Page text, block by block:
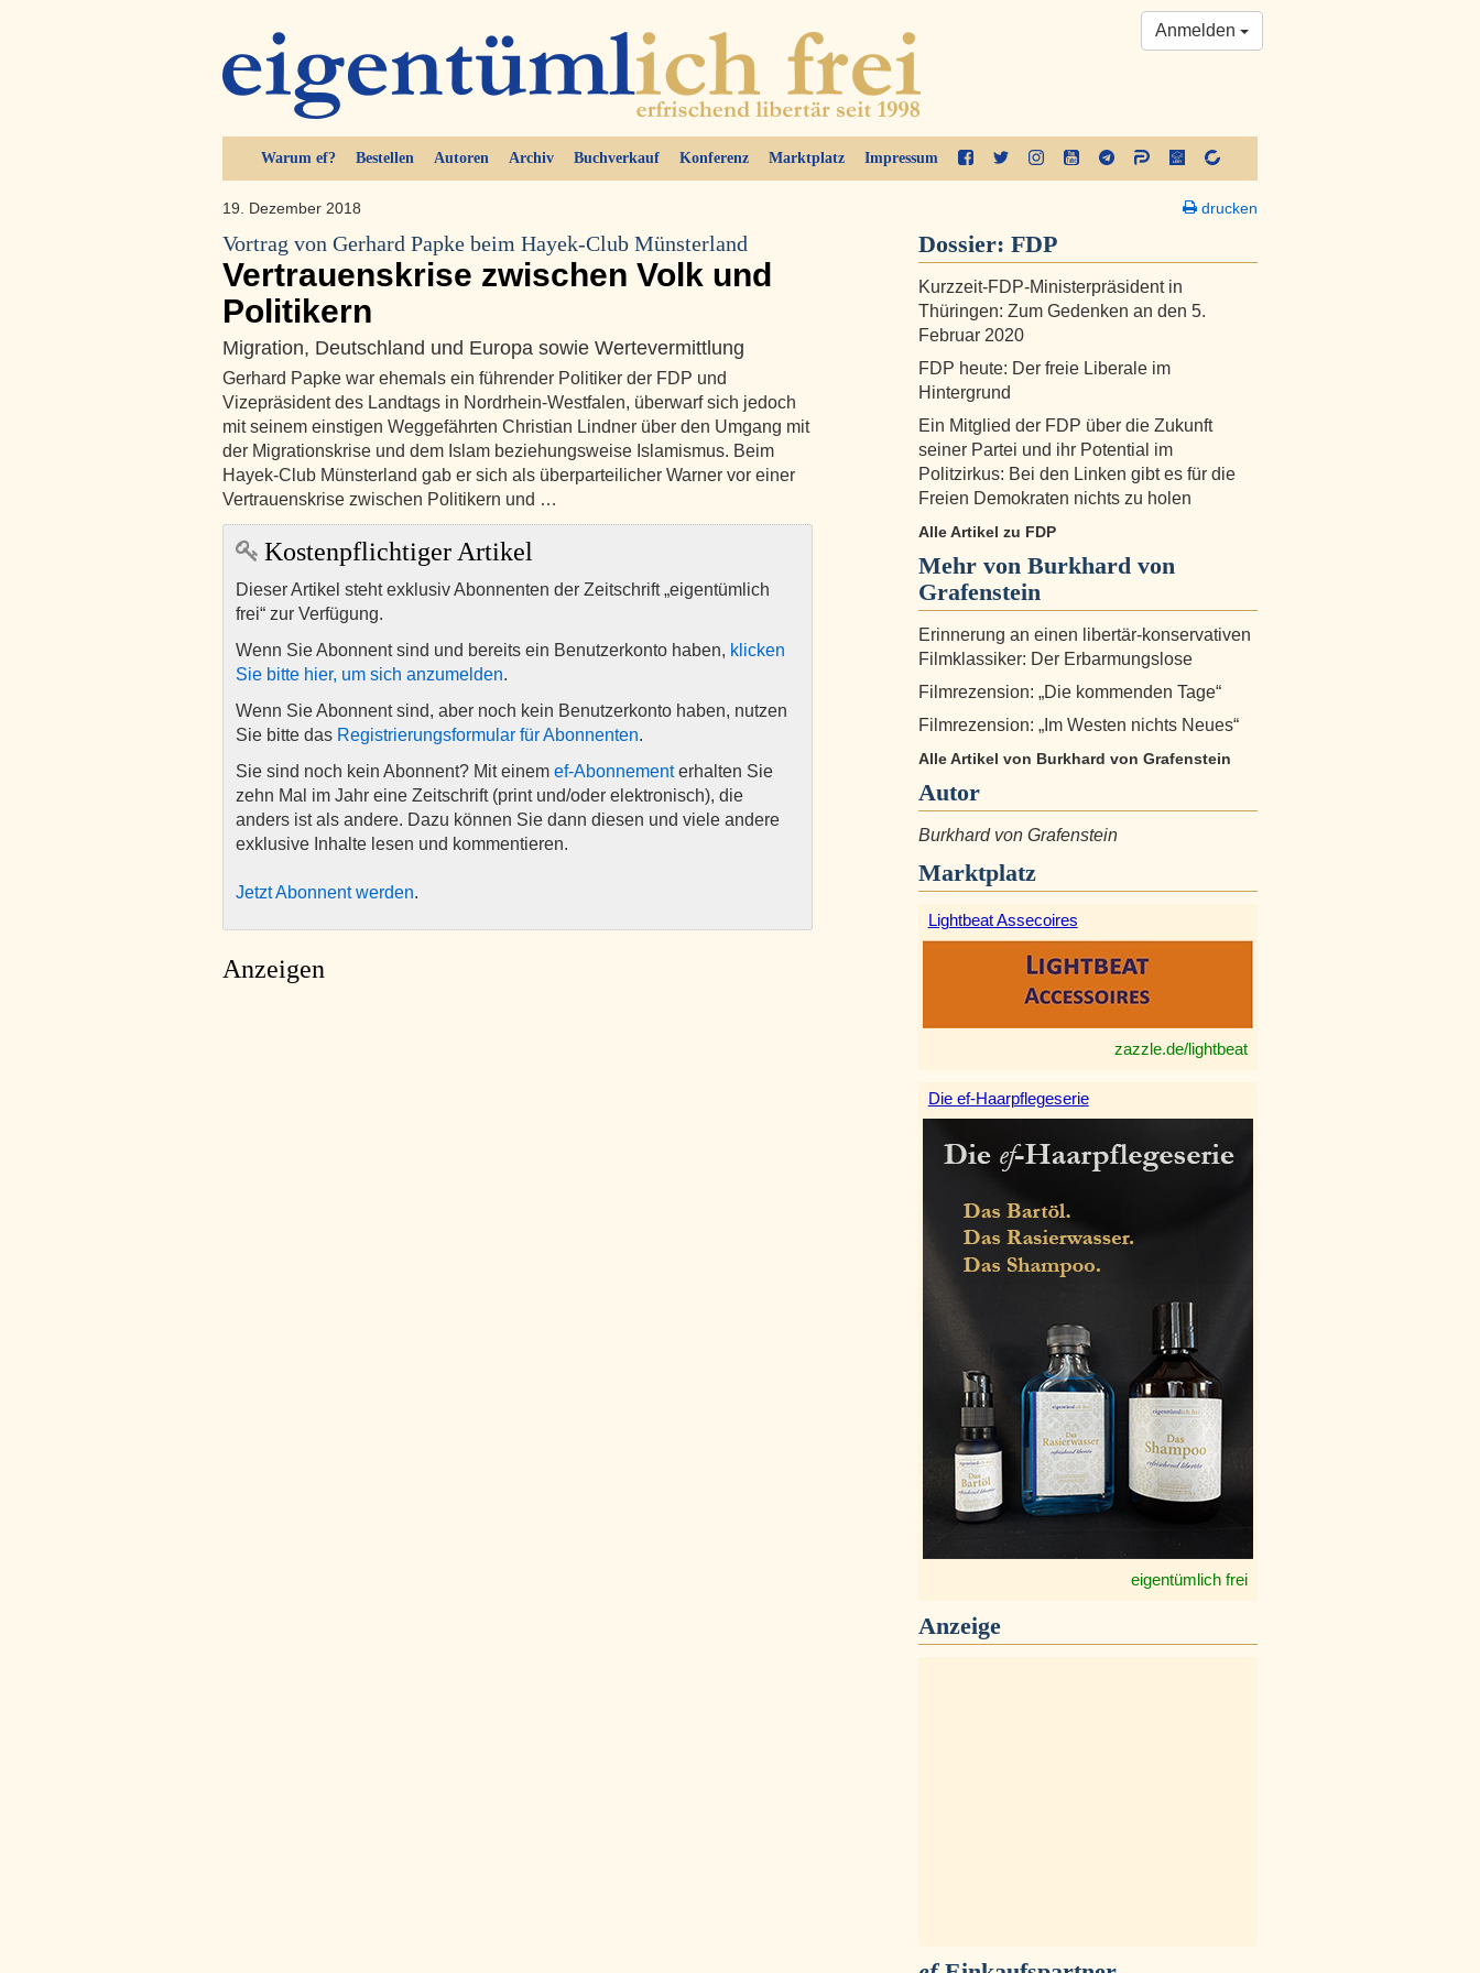
Warum ef? Bestellen Autoren Archiv Buchverkauf Konferenz Marktplatz Impressum
Anmelden
19. Dezember 2018
Vortrag von Gerhard Papke beim Hayek-Club Münsterland
Vertrauenskrise zwischen Volk und
Politikern
Migration, Deutschland und Europa sowie Wertevermittlung
Gerhard Papke war ehemals ein führender Politiker der FDP und
Vizepräsident des Landtags in Nordrhein-Westfalen, überwarf sich jedoch
mit seinem einstigen Weggefährten Christian Lindner über den Umgang mit
der Migrationskrise und dem Islam beziehungsweise Islamismus. Beim
Hayek-Club Münsterland gab er sich als überparteilicher Warner vor einer
Vertrauenskrise zwischen Politikern und …
Kostenpflichtiger Artikel
Dieser Artikel steht exklusiv Abonnenten der Zeitschrift „eigentümlich
frei“ zur Verfügung.
Wenn Sie Abonnent sind und bereits ein Benutzerkonto haben, klicken
Sie bitte hier, um sich anzumelden.
Wenn Sie Abonnent sind, aber noch kein Benutzerkonto haben, nutzen
Sie bitte das Registrierungsformular für Abonnenten.
Sie sind noch kein Abonnent? Mit einem ef-Abonnementerhalten Sie
zehn Mal im Jahr eine Zeitschrift (print und/oder elektronisch), die
anders ist als andere. Dazu können Sie dann diesen und viele andere
exklusive Inhalte lesen und kommentieren.
Jetzt Abonnent werden.
Anzeigen
drucken
Dossier: FDP
Kurzzeit-FDP-Ministerpräsident in
Thüringen: Zum Gedenken an den 5.
Februar 2020
FDP heute: Der freie Liberale im
Hintergrund
Ein Mitglied der FDP über die Zukunft
seiner Partei und ihr Potential im
Politzirkus: Bei den Linken gibt es für die
Freien Demokraten nichts zu holen
Alle Artikel zu FDP
Mehr von Burkhard von
Grafenstein
Erinnerung an einen libertär-konservativen
Filmklassiker: Der Erbarmungslose
Filmrezension: „Die kommenden Tage“
Filmrezension: „Im Westen nichts Neues“
Alle Artikel von Burkhard von Grafenstein
Autor
Burkhard von Grafenstein
Marktplatz
Lightbeat Assecoires
zazzle.de/lightbeat
Die ef-Haarpflegeserie
eigentümlich frei
Anzeige